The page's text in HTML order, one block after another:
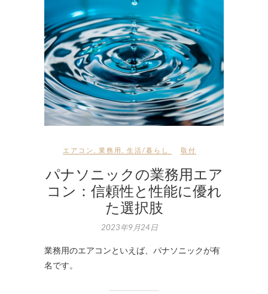
エアコン 業務用 生活/暮らし 取付
パナソニックの業務用エア
コン：信頼性と性能に優れ
た選択肢
2023年9月24日
業務用のエアコンといえば、パナソニックが有
名です。